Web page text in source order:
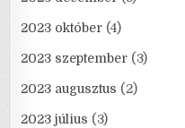
2023 október (4)
2023 szeptember (3)
2023 augusztus (2)
2023 július (3)